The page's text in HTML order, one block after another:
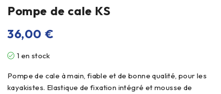
Pompe de cale KS
36,00 €
1 en stock
Pompe de cale à main, fiable et de bonne qualité, pour les
kayakistes. Elastique de fixation intégré et mousse de